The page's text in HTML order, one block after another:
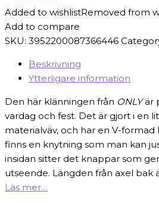
Added to wishlistRemoved from
Add to compare
SKU: 3952200087366446
Beskrivning
Ytterligare information
Den här klänningen från ONLYär
vardag och fest. Det är gjort i en
materialväv, och har en V-formad
finns en knytning som man kan
insidan sitter det knappar som
utseende. Längden från axel bak
Läs mer…